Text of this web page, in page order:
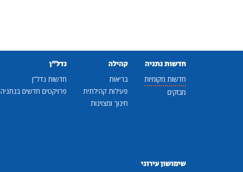
חדשות נתניה
חדשות מקומיות
מבזקים
קהילה
בריאות
פעילות קהילתית
חינוך ומצוינות
נדל"ן
חדשות נדל"ן
פרויקטים חדשים בנתניה
שימושון עירוני